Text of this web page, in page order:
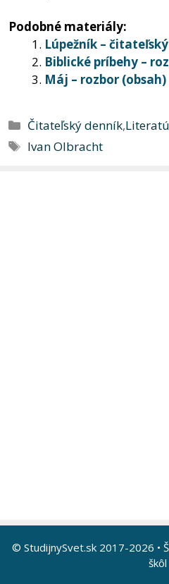
Podobné materiály:
Lúpežník –
Biblické príbehy –
Máj – rozbor (obsah)
Kategórie
Čitateľský denník,
Značky
Ivan Olbracht
© StudijnySvet.sk 2017-2026 •
škôl